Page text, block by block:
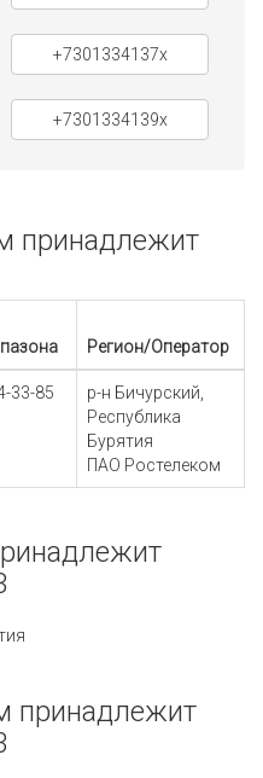
+7301334137x
+7301334139x
принадлежит
Регион/Оператор
33-85
р-н Бичурский,
Республика
Бурятия
ПАО Ростелеком
принадлежит